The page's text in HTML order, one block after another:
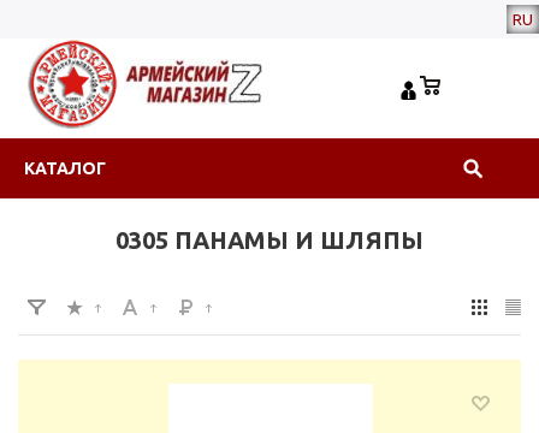
RU
КАТАЛОГ
0305 ПАНАМЫ И ШЛЯПЫ